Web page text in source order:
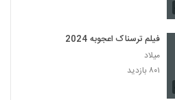
فیلم ترسناک اعجوبه 2024
میلاد
۸۰۱ بازدید